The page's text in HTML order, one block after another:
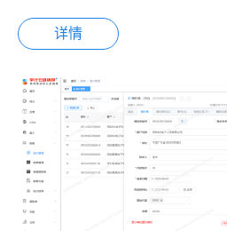
详情